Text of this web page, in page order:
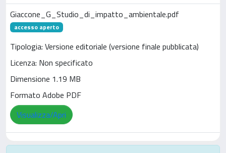
Giaccone_G_Studio_di_impatto_ambientale.pdf
accesso aperto
Tipologia: Versione editoriale (versione finale pubblicata)
Licenza: Non specificato
Dimensione 1.19 MB
Formato Adobe PDF
Visualizza/Apri